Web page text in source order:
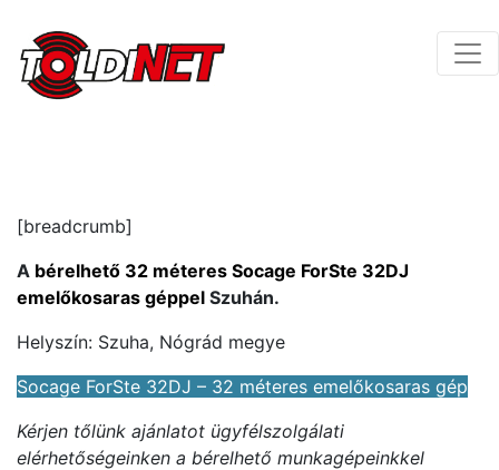
[breadcrumb]
A bérelhető 32 méteres Socage ForSte 32DJ
emelőkosaras géppel Szuhán.
Helyszín: Szuha, Nógrád megye
Socage ForSte 32DJ – 32 méteres emelőkosaras gép
Kérjen tőlünk ajánlatot ügyfélszolgálati
elérhetőségeinken a bérelhető munkagépeinkkel